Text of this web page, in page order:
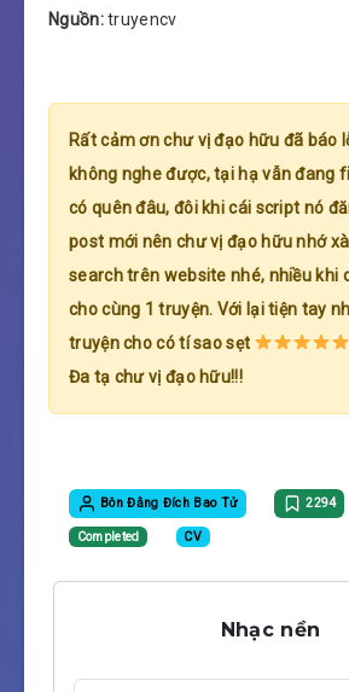
Nguồn:truyencv
Rất cảm ơn chư vị đạo hữu đã báo
không nghe được, tại hạ vẫn đang
có quên đâu, đôi khi cái script nó
post mới nên chư vị đạo hữu nhớ
search trên website nhé, nhiều khi
cho cùng 1 truyện. Với lại tiện tay
truyện cho có tí sao sẹt
Đa tạ chư vị đạo hữu!!!
Bôn Đằng Đích Bao Tử 2294
Completed CV
Nhạc nền